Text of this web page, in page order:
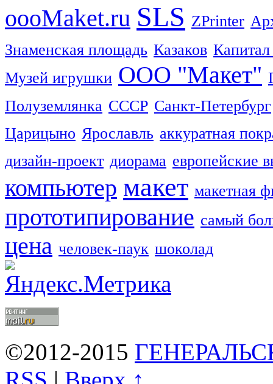
oooMaket.ru SLS ZPrinter
Знаменская площадь Казаков
Музей игрушки ООО "Макет"
Полуземлянка СССР Санкт-Петербург
Царицыно Ярославль аккуратная
дизайн-проект диорама европейские
компьютер макет макетная
прототипирование самый
цена человек-паук шоколад
©2012-2015